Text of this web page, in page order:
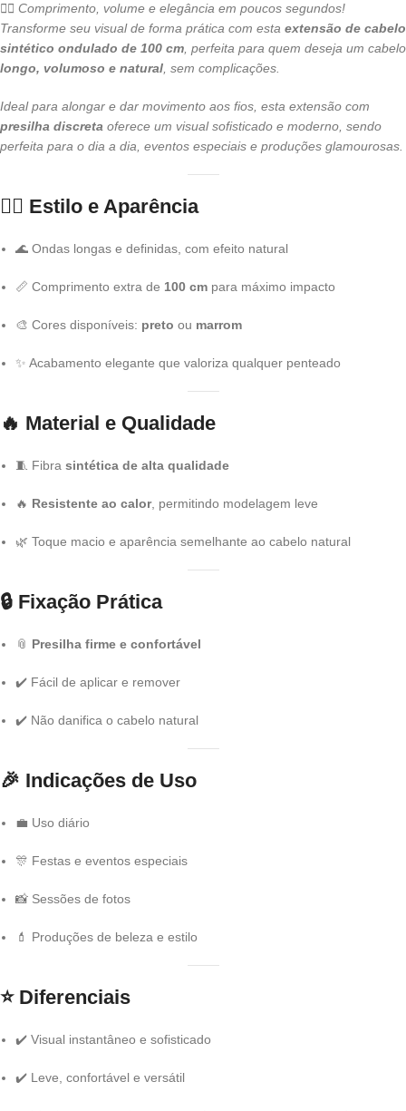
💁‍♀️ Comprimento, volume e elegância em poucos segundos!
Transforme seu visual de forma prática com esta extensão de cabelo
sintético ondulado de 100 cm, perfeita para quem deseja um cabelo
longo, volumoso e natural, sem complicações.
Ideal para alongar e dar movimento aos fios, esta extensão com
presilha discreta oferece um visual sofisticado e moderno, sendo
perfeita para o dia a dia, eventos especiais e produções glamourosas.
💇‍♀️ Estilo e Aparência
🌊 Ondas longas e definidas, com efeito natural
📏 Comprimento extra de 100 cm para máximo impacto
🎨 Cores disponíveis: preto ou marrom
✨ Acabamento elegante que valoriza qualquer penteado
🔥 Material e Qualidade
🧵 Fibra sintética de alta qualidade
🔥 Resistente ao calor, permitindo modelagem leve
🌿 Toque macio e aparência semelhante ao cabelo natural
🔒 Fixação Prática
📎 Presilha firme e confortável
✔️ Fácil de aplicar e remover
✔️ Não danifica o cabelo natural
🎉 Indicações de Uso
💼 Uso diário
🎊 Festas e eventos especiais
📸 Sessões de fotos
💄 Produções de beleza e estilo
⭐ Diferenciais
✔️ Visual instantâneo e sofisticado
✔️ Leve, confortável e versátil